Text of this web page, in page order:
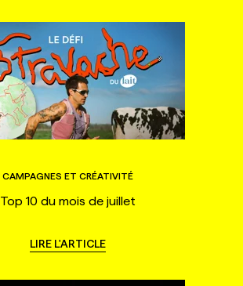
CAMPAGNES ET CRÉATIVITÉ
Top 10 du mois de juillet
LIRE L'ARTICLE